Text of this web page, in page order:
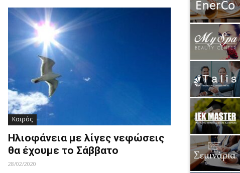
Καιρός
Ηλιοφάνεια με λίγες νεφώσεις
θα έχουμε το Σάββατο
28/02/2020